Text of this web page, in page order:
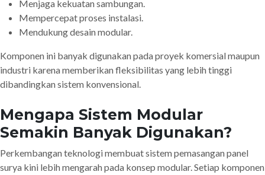
Menjaga kekuatan sambungan.
Mempercepat proses instalasi.
Mendukung desain modular.
Komponen ini banyak digunakan pada proyek komersial maupun
industri karena memberikan fleksibilitas yang lebih tinggi
dibandingkan sistem konvensional.
Mengapa Sistem Modular
Semakin Banyak Digunakan?
Perkembangan teknologi membuat sistem pemasangan panel
surya kini lebih mengarah pada konsep modular. Setiap komponen